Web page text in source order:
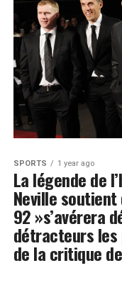
SPORTS 1 year ago
La légende de
Neville
92 »s’avérera
détracteurs les
de la critique